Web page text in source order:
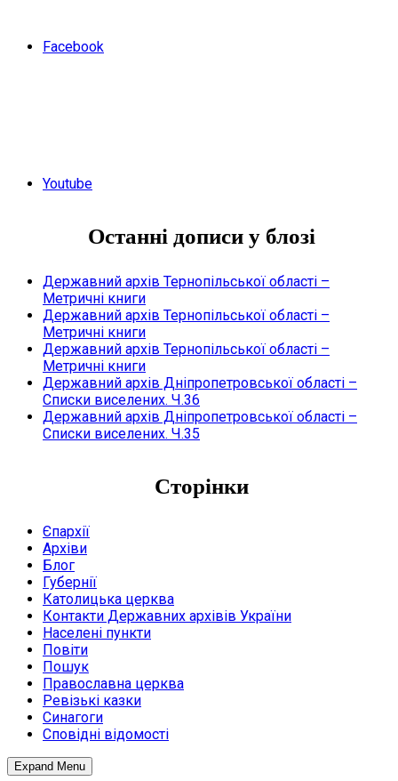
Facebook
Youtube
Останні дописи у блозі
Державний архів Тернопільської області –
Метричні книги
Державний архів Тернопільської області –
Метричні книги
Державний архів Тернопільської області –
Метричні книги
Державний архів Дніпропетровської області –
Списки виселених. Ч.36
Державний архів Дніпропетровської області –
Списки виселених. Ч.35
Сторінки
Єпархії
Архіви
Блог
Губернії
Католицька церква
Контакти Державних архівів України
Населені пункти
Повіти
Пошук
Православна церква
Ревізькі казки
Синагоги
Сповідні відомості
Expand Menu